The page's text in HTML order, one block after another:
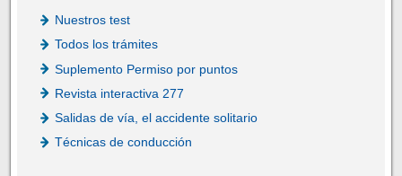
Nuestros test
Todos los trámites
Suplemento Permiso por puntos
Revista interactiva 277
Salidas de vía, el accidente solitario
Técnicas de conducción